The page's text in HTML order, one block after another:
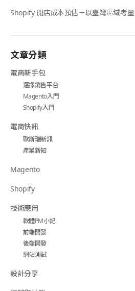
Shopify 開店成本預估－以臺灣區域考量
文章分類
電商新手包
選擇銷售平台
Magento入門
Shopify入門
電商快訊
歐斯瑞新訊
產業新知
Magento
Shopify
技術應用
軟體PM小記
前端開發
後端開發
網站測試
設計分享